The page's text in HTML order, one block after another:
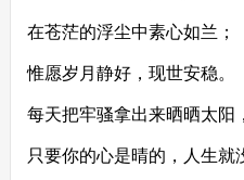
在苍茫的浮尘中素心如兰；
惟愿岁月静好，现世安稳。
每天把牢骚拿出来晒晒太阳
只要你的心是晴的，人生就